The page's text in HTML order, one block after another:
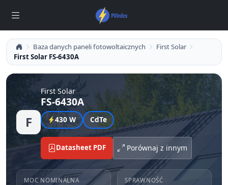
Baza danych paneli fotowoltaicznych
First Solar
First Solar FS-6430A
F
First Solar
FS-6430A
430 W CdTe
Datasheet PDF Porównaj z innym
MOC NOMINALNA SPRAWNOŚĆ